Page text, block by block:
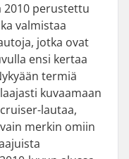
2010 perustettu
valmistaa
jotka ovat
ensi kertaa
termiä
kuvaamaan
lautaa,
merkin omiin